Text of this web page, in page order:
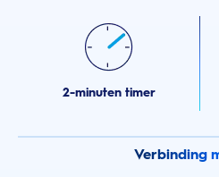
2-minuten timer
Verbinding